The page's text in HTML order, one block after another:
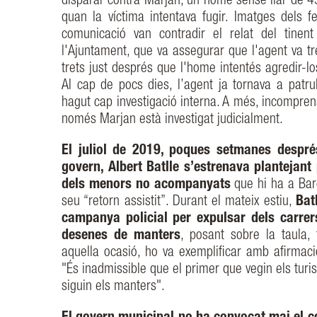
quan la víctima intentava fugir. Imatges dels
comunicació van contradir el relat del
l'Ajuntament, que va assegurar que l'agent va
trets just després que l'home intentés agredir-
Al cap de pocs dies, l’agent ja tornava a
hagut cap investigació interna. A més,
només Marjan està investigat judicialment.
El juliol de 2019, poques setmanes
govern, Albert Batlle s’estrenava
dels menors no acompanyatsque hi ha a
seu “retorn assistit”. Durant el mateix estiu,
campanya policial per expulsar dels
desenes de manters, posant sobre la taula,
aquella ocasió, ho va exemplificar amb
"És inadmissible que el primer que vegin els
siguin els manters".